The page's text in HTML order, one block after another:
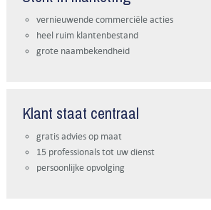
vernieuwende commerciële acties
heel ruim klantenbestand
grote naambekendheid
Klant staat centraal
gratis advies op maat
15 professionals tot uw dienst
persoonlijke opvolging